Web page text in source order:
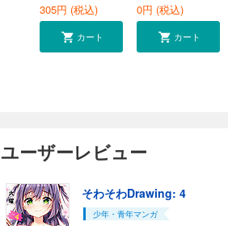
305円 (税込)
カート
0円 (税込)
カート
ユーザーレビュー
そわそわDrawing: 4
少年・青年マンガ